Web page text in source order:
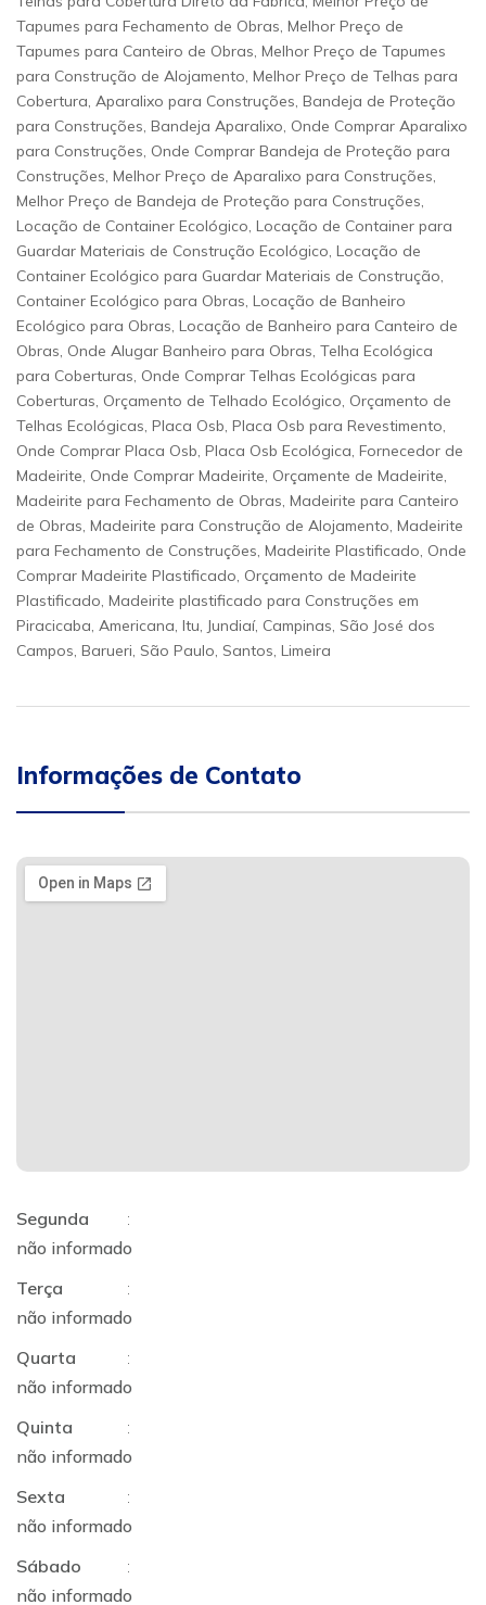
Tapumes para Fechamento de Obras, Melhor Preço de
Tapumes para Canteiro de Obras, Melhor Preço de Tapumes
para Construção de Alojamento, Melhor Preço de Telhas para
Cobertura, Aparalixo para Construções, Bandeja de Proteção
para Construções, Bandeja Aparalixo, Onde Comprar Aparalixo
para Construções, Onde Comprar Bandeja de Proteção para
Construções, Melhor Preço de Aparalixo para Construções,
Melhor Preço de Bandeja de Proteção para Construções,
Locação de Container Ecológico, Locação de Container para
Guardar Materiais de Construção Ecológico, Locação de
Container Ecológico para Guardar Materiais de Construção,
Container Ecológico para Obras, Locação de Banheiro
Ecológico para Obras, Locação de Banheiro para Canteiro de
Obras, Onde Alugar Banheiro para Obras, Telha Ecológica
para Coberturas, Onde Comprar Telhas Ecológicas para
Coberturas, Orçamento de Telhado Ecológico, Orçamento de
Telhas Ecológicas, Placa Osb, Placa Osb para Revestimento,
Onde Comprar Placa Osb, Placa Osb Ecológica, Fornecedor de
Madeirite, Onde Comprar Madeirite, Orçamente de Madeirite,
Madeirite para Fechamento de Obras, Madeirite para Canteiro
de Obras, Madeirite para Construção de Alojamento, Madeirite
para Fechamento de Construções, Madeirite Plastificado, Onde
Comprar Madeirite Plastificado, Orçamento de Madeirite
Plastificado, Madeirite plastificado para Construções em
Piracicaba, Americana, Itu, Jundiaí, Campinas, São José dos
Campos, Barueri, São Paulo, Santos, Limeira
Informações de Contato
Segunda
:
não informado
Terça
:
não informado
Quarta
:
não informado
Quinta
:
não informado
Sexta
:
não informado
Sábado
:
não informado